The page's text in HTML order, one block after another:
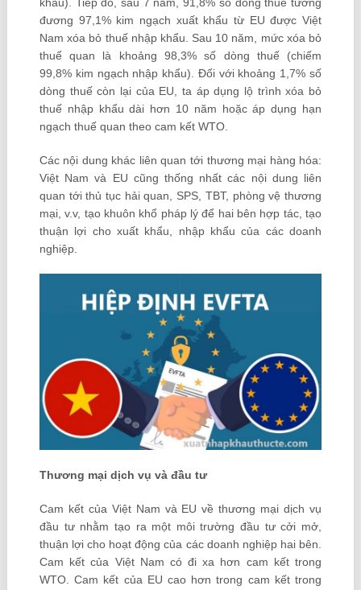
đương 97,1% kim ngạch xuất khẩu từ EU được Việt
Nam xóa bỏ thuế nhập khẩu. Sau 10 năm, mức xóa bỏ
thuế quan là khoảng 98,3% số dòng thuế (chiếm
99,8% kim ngạch nhập khẩu). Đối với khoảng 1,7% số
dòng thuế còn lại của EU, ta áp dụng lộ trình xóa bỏ
thuế nhập khẩu dài hơn 10 năm hoặc áp dụng hạn
ngạch thuế quan theo cam kết WTO.
Các nội dung khác liên quan tới thương mại hàng hóa:
Việt Nam và EU cũng thống nhất các nội dung liên
quan tới thủ tục hải quan, SPS, TBT, phòng vệ thương
mại, v.v, tạo khuôn khổ pháp lý để hai bên hợp tác, tạo
thuận lợi cho xuất khẩu, nhập khẩu của các doanh
nghiệp.
Thương mại dịch vụ và đầu tư
Cam kết của Việt Nam và EU về thương mại dịch vụ
đầu tư nhằm tạo ra một môi trường đầu tư cởi mở,
thuận lợi cho hoạt động của các doanh nghiệp hai bên.
Cam kết của Việt Nam có đi xa hơn cam kết trong
WTO. Cam kết của EU cao hơn trong cam kết trong